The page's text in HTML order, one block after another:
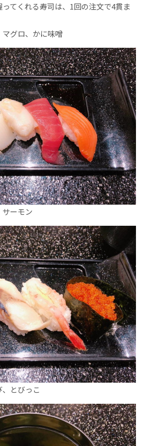
てくれる寿司は、1回の注文で4貫ま
グロ、かに味噌
ーモン
とびっこ